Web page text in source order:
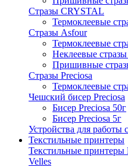
Стразы CRYSTAL
Термоклеевые
Стразы Asfour
Термоклеевые
Неклеевые
Пришивные
Стразы Preciosa
Термоклеевые
Чешский бисер Preciosa
Бисер Preciosa 50г
Бисер Preciosa 5г
Устройства для работы
Текстильные принтеры
Текстильные принтеры
Velles